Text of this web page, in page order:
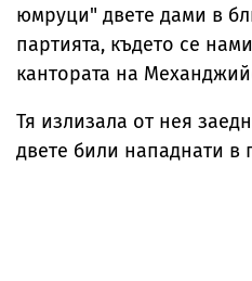
юмруци" двете дами в
партията, където се
кантората на
Тя излизала от нея
двете били нападнати в